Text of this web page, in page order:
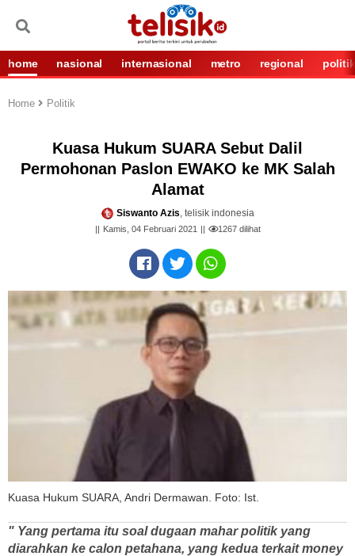
home nasional internasional metro regional politik
Home Politik
Kuasa Hukum SUARA Sebut Dalil
Permohonan Paslon EWAKO ke MK Salah
Alamat
Siswanto Azis, telisik indonesia
Kamis, 04 Februari 2021 1267dilihat
Kuasa Hukum SUARA, Andri Dermawan. Foto: Ist.
" Yang pertama itu soal dugaan mahar politik yang
diarahkan ke calon petahana, yang kedua terkait money